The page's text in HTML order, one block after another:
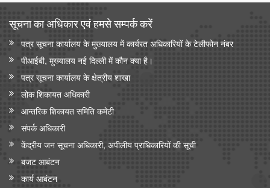
सूचना का अधिकार एवं हमसे सम्‍पर्क करें
पत्र सूचना कार्यालय के मुख्यालय में कार्यरत अधिकारियों के टेलीफोन नंबर
पीआईबी, मुख्यालय नई दिल्ली में कौन क्या है।
पत्र सूचना कार्यालय के क्षेत्रीय शाखा
लोक शिकायत अधिकारी
आन्‍तरिक शिकायत समिति कमेटी
संपर्क अधिकारी
केंद्रीय जन सूचना अधिकारी, अपीलीय प्राधिकारियों की सूची
बजट आबंटन
कार्य आबंटन